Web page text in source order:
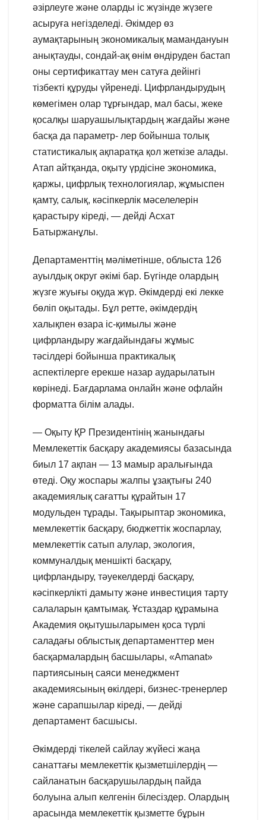
әзірлеуге және оларды іс жүзінде жүзеге
асыруға негізделеді. Әкімдер өз
аумақтарының экономикалық мамандануын
анықтауды, сондай-ақ өнім өндіруден бастап
оны сертификаттау мен сатуға дейінгі
тізбекті құруды үйренеді. Цифрландырудың
көмегімен олар тұрғындар, мал басы, жеке
қосалқы шаруашылықтардың жағдайы және
басқа да параметр- лер бойынша толық
статистикалық ақпаратқа қол жеткізе алады.
Атап айтқанда, оқыту үрдісіне экономика,
қаржы, цифрлық технологиялар, жұмыспен
қамту, салық, кәсіпкерлік мәселелерін
қарастыру кіреді, — дейді Асхат
Батыржанұлы.
Департаменттің мәліметінше, облыста 126
ауылдық округ әкімі бар. Бүгінде олардың
жүзге жуығы оқуда жүр. Әкімдерді екі лекке
бөліп оқытады. Бұл ретте, әкімдердің
халықпен өзара іс-қимылы және
цифрландыру жағдайындағы жұмыс
тәсілдері бойынша практикалық
аспектілерге ерекше назар аударылатын
көрінеді. Бағдарлама онлайн және офлайн
форматта білім алады.
— Оқыту ҚР Президентінің жанындағы
Мемлекеттік басқару академиясы базасында
биыл 17 ақпан — 13 мамыр аралығында
өтеді. Оқу жоспары жалпы ұзақтығы 240
академиялық сағатты құрайтын 17
модульден тұрады. Тақырыптар экономика,
мемлекеттік басқару, бюджеттік жоспарлау,
мемлекеттік сатып алулар, экология,
коммуналдық меншікті басқару,
цифрландыру, тәуекелдерді басқару,
кәсіпкерлікті дамыту және инвестиция тарту
салаларын қамтымақ. Ұстаздар құрамына
Академия оқытушыларымен қоса түрлі
саладағы облыстық департаменттер мен
басқармалардың басшылары, «Amanat»
партиясының саяси менеджмент
академиясының өкілдері, бизнес-тренерлер
және сарапшылар кіреді, — дейді
департамент басшысы.
Әкімдерді тікелей сайлау жүйесі жаңа
санаттағы мемлекеттік қызметшілердің —
сайланатын басқарушылардың пайда
болуына алып келгенін білесіздер. Олардың
арасында мемлекеттік қызметте бұрын